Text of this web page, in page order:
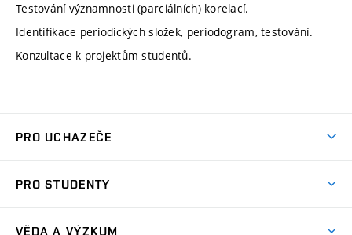
Testování významnosti (parciálních) korelací.
Identifikace periodických složek, periodogram, testování.
Konzultace k projektům studentů.
PRO UCHAZEČE
Ambasadoři studia
PRO STUDENTY
VĚDA A VÝZKUM